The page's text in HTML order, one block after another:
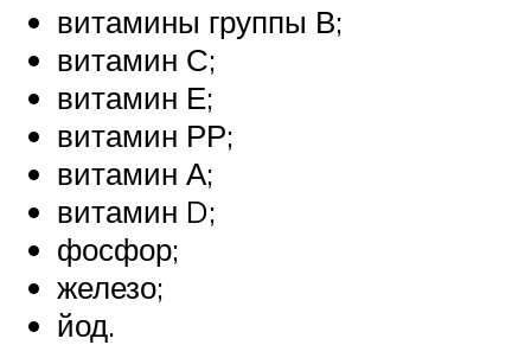
витамины группы В;
витамин С;
витамин Е;
витамин РР;
витамин А;
витамин D;
фосфор;
железо;
йод.